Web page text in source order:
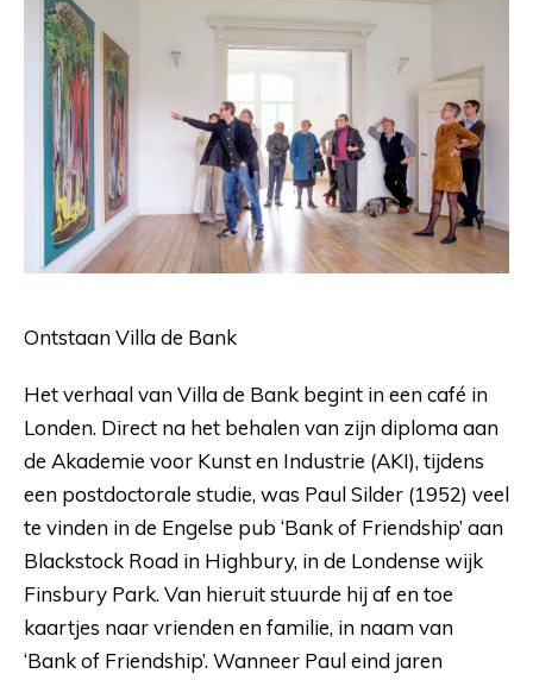
Ontstaan Villa de Bank
Het verhaal van Villa de Bank begint in een café in
Londen. Direct na het behalen van zijn diploma aan
de Akademie voor Kunst en Industrie (AKI), tijdens
een postdoctorale studie, was Paul Silder (1952) veel
te vinden in de Engelse pub ‘Bank of Friendship’ aan
Blackstock Road in Highbury, in de Londense wijk
Finsbury Park. Van hieruit stuurde hij af en toe
kaartjes naar vrienden en familie, in naam van
‘Bank of Friendship’. Wanneer Paul eind jaren